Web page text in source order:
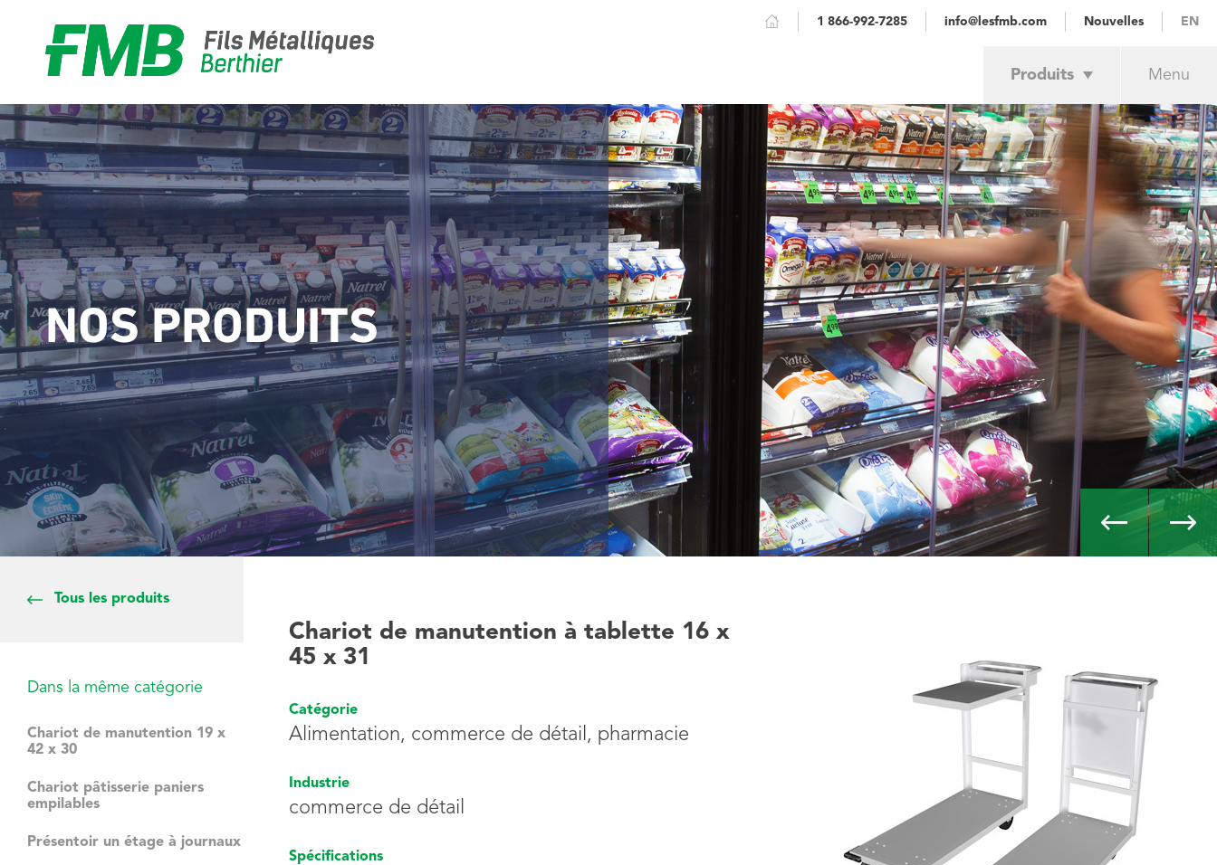
1 866-992-7285 info@lesfmb.com Nouvelles EN
Services
Produits
Alimentation Pharmacie Commerce de détail
Quincaillerie Journaux et Revues Industriel
Menu
Réalisations
À propos
Nos clients
Estimation
Nous joindre
NOS PRODUITS
Tous les produits
Dans la même catégorie
Chariot de manutention 19 x
42 x 30
Chariot pâtisserie paniers
empilables
Présentoir un étage à journaux
Chariot de manutention à tablette 16 x
45 x 31
Catégorie
Alimentation, commerce de détail, pharmacie
Industrie
commerce de détail
Spécifications